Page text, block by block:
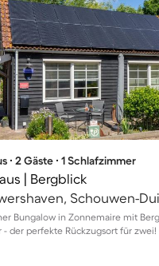
∙ 2 Gäste ∙ 1 Schlafzimmer
| Bergblick
Bungalow in Zonnemaire mit
- der perfekte Rückzugsort für zwei!